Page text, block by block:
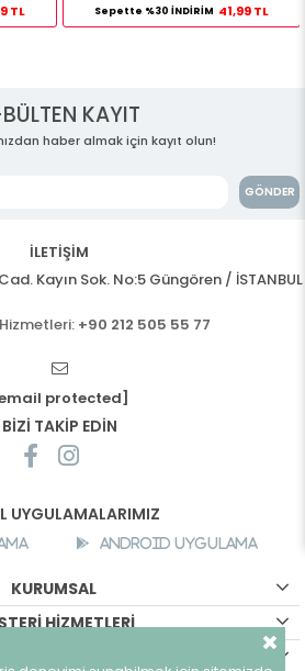
TL Sepette %30 İNDİRİM 41,99 TL
KAYIT
haber almak için kayıt olun!
GÖNDER
İLETİŞİM
Kayın Sok. No:5 Güngören / İSTANBUL
+90 212 505 55 77
protected]
BİZİ TAKİP EDİN
UYGULAMALARIMIZ
Android Uygulama
KURUMSAL
HİZMETLERİ